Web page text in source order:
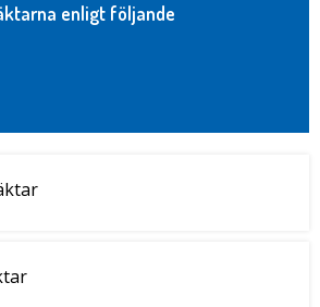
enligt följande